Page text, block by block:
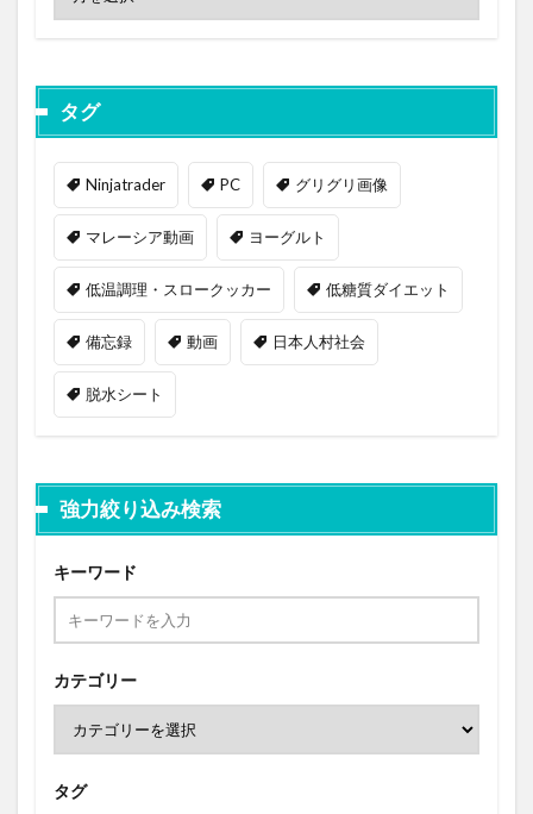
タグ
Ninjatrader PC グリグリ画像
マレーシア動画 ヨーグルト
低温調理・スロークッカー 低糖質ダイエット
備忘録 動画 日本人村社会
脱水シート
強力絞り込み検索
キーワード
カテゴリー
タグ